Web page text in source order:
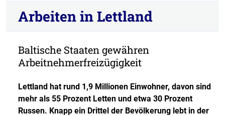
Arbeiten in Lettland
Baltische Staaten gewähren
Arbeitnehmerfreizügigkeit
Lettland hat rund 1,9 Millionen Einwohner, davon sind
mehr als 55 Prozent Letten und etwa 30 Prozent
Russen. Knapp ein Drittel der Bevölkerung lebt in der